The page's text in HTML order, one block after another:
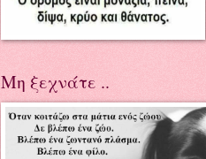
Μη ξεχνάτε ..